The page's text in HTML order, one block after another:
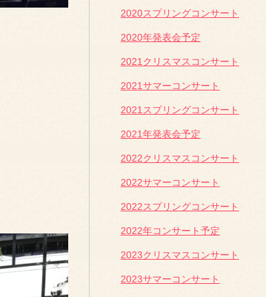
2020スプリングコンサート
2020年発表会予定
2021クリスマスコンサート
2021サマーコンサート
2021スプリングコンサート
2021年発表会予定
2022クリスマスコンサート
2022サマーコンサート
2022スプリングコンサート
2022年コンサート予定
2023クリスマスコンサート
2023サマーコンサート